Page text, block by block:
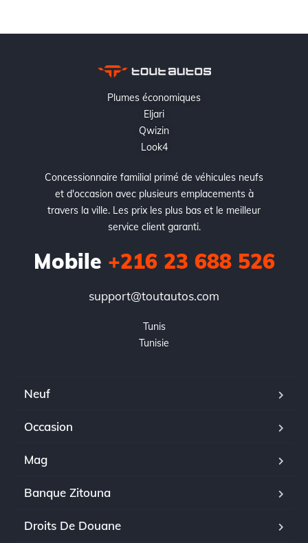
Plumes économiques
Eljari
Qwizin
Look4
Concessionnaire familial primé de véhicules neufs
et d'occasion avec plusieurs emplacements à
travers la ville. Les prix les plus bas et le meilleur
service client garanti.
Mobile +216 23 688 526
support@toutautos.com
Tunis
Tunisie
Neuf
Occasion
Mag
Banque Zitouna
Droits De Douane